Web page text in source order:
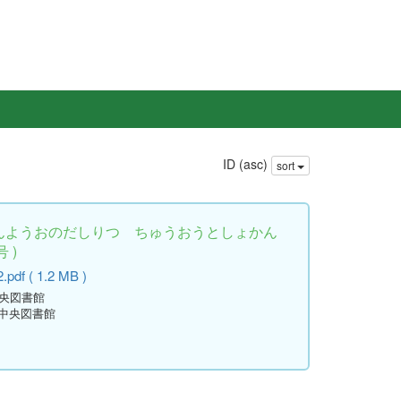
ID (asc) sort
ようおのだしりつ ちゅうおうとしょかん
)
( 1.2 MB )
図書館
央図書館